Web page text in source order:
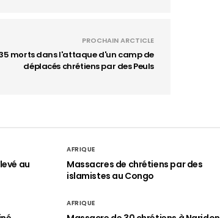
PROCHAIN ARCTICLE
morts dans l'attaque d'un camp de
déplacés chrétiens par des Peuls
au
AFRIQUE
Massacres de chrétiens par des
islamistes au Congo
AFRIQUE